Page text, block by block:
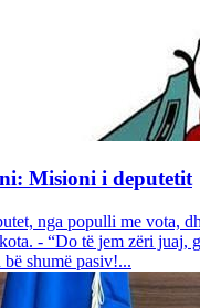
Misioni i deputetit
nga populli me vota,
- “Do të jem zëri juaj,
shumë pasiv!...